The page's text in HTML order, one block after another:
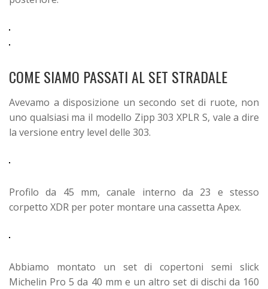
COME SIAMO PASSATI AL SET STRADALE
Avevamo a disposizione un secondo set di ruote, non
uno qualsiasi ma il modello Zipp 303 XPLR S, vale a dire
la versione entry level delle 303.
Profilo da 45 mm, canale interno da 23 e stesso
corpetto XDR per poter montare una cassetta Apex.
Abbiamo montato un set di copertoni semi slick
Michelin Pro 5 da 40 mm e un altro set di dischi da 160